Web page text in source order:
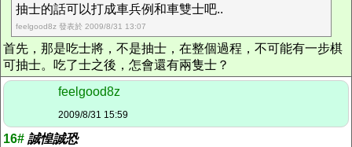
抽士的話可以打成車兵例和車雙士吧..
feelgood8z 發表於 2009/8/31 13:07
首先，那是吃士將，不是抽士，在整個過程，不可能有一步棋
可抽士。吃了士之後，怎會還有兩隻士？
feelgood8z
2009/8/31 15:59
16# 誠惶誠恐